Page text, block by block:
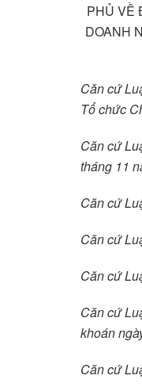
PHỦ VỀ
DOANH
Căn cứ
Tổ chức
Căn cứ
tháng 11
Căn cứ
Căn cứ
Căn cứ
Căn cứ
khoán
Căn cứ